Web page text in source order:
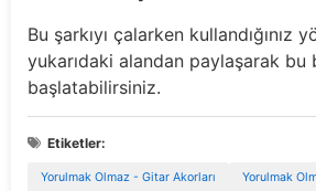
Bu şarkıyı çalarken kullandığınız
yukarıdaki alandan paylaşarak bu
başlatabilirsiniz.
Etiketler:
Yorulmak Olmaz - Gitar Akorları Yorulmak